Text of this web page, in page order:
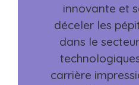
innovante et
déceler les
dans le
carrière